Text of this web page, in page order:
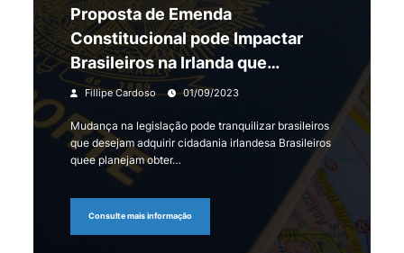
Proposta de Emenda
Constitucional pode Impactar
Brasileiros na Irlanda que
Buscam Cidadania
Fillipe Cardoso 01/09/2023
Mudança na legislação pode tranquilizar brasileiros
que desejam adquirir cidadania irlandesa Brasileiros
quee planejam obter…
Consulte mais informação